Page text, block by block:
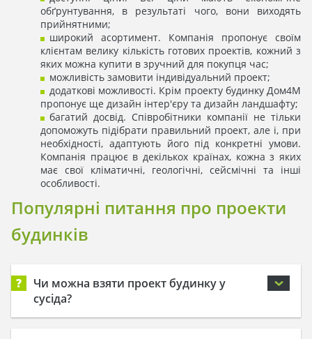
обґрунтування, в результаті чого, вони виходять
прийнятними;
широкий асортимент. Компанія пропонує своїм
клієнтам велику кількість готових проектів, кожний з
яких можна купити в зручний для покупця час;
можливість замовити індивідуальний проект;
додаткові можливості. Крім проекту будинку Дом4М
пропонує ще дизайн інтер'єру та дизайн ландшафту;
багатий досвід. Співробітники компанії не тільки
допоможуть підібрати правильний проект, але і, при
необхідності, адаптують його під конкретні умови.
Компанія працює в декількох країнах, кожна з яких
має свої кліматичні, геологічні, сейсмічні та інші
особливості.
Популярні питання про проекти
будинків
?
Чи можна взяти проект будинку у
сусіда?